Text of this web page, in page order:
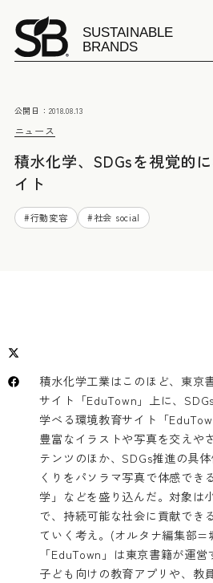
ニュース
公開日： 2018.08.13
積水化学、SDGsを視覚的
イト
#行動変容 #社会 social
積水化学工業はこのほど、東京
サイト「EduTown」上に、
学べる環境教育サイト「
豊富なイラストや写真を交えや
テンツのほか、SDGs推進の具
くりをパソラマ写真で体感でき
学」などを盛り込んだ。対象は
で、持続可能な社会に貢献でき
ていく考え。(オルタナ編集部=
「EduTown」は東京書籍が運営
子ども向けの教育アプリや、教